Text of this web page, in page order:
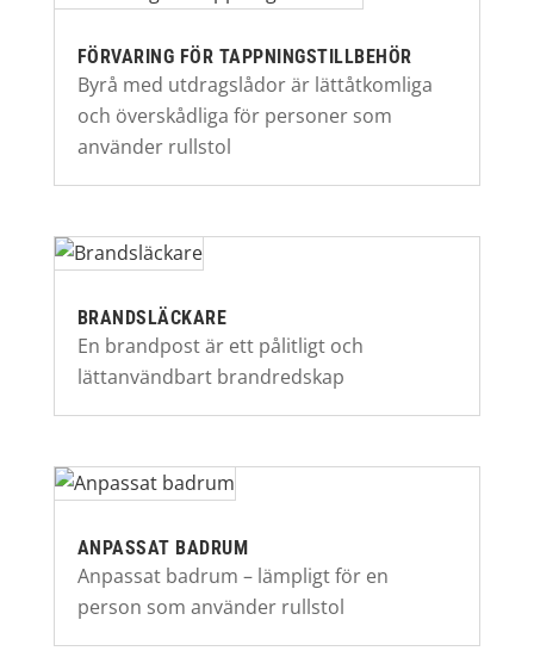
FÖRVARING FÖR TAPPNINGSTILLBEHÖR
Byrå med utdragslådor är lättåtkomliga
och överskådliga för personer som
använder rullstol
BRANDSLÄCKARE
En brandpost är ett pålitligt och
lättanvändbart brandredskap
ANPASSAT BADRUM
Anpassat badrum – lämpligt för en
person som använder rullstol